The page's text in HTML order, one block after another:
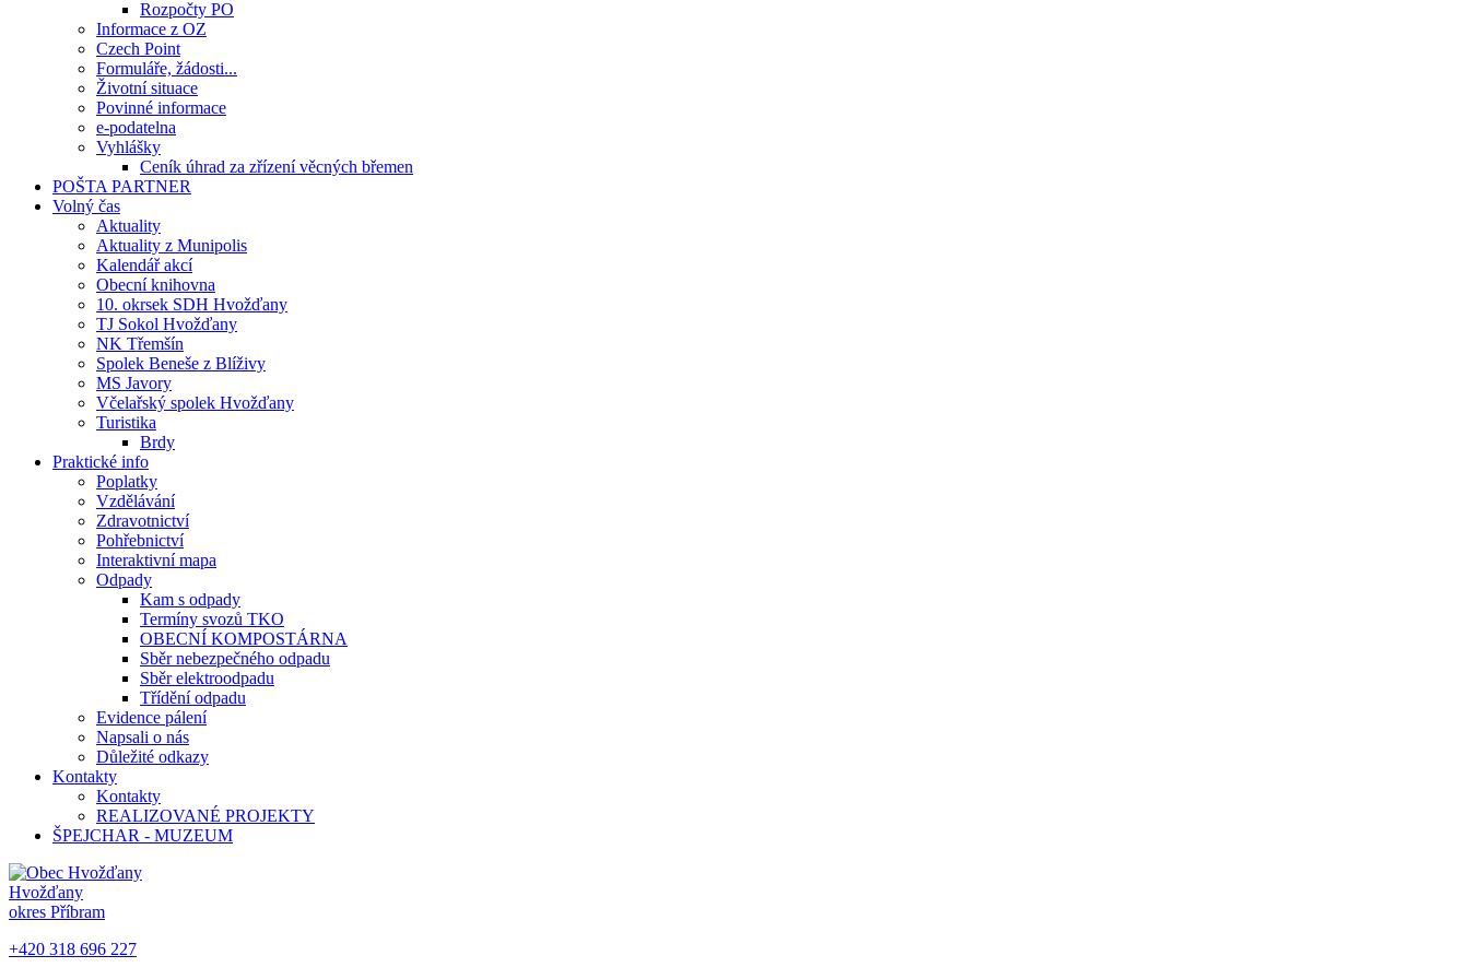
Rozpočty PO
Informace z OZ
Czech Point
Formuláře, žádosti...
Životní situace
Povinné informace
e-podatelna
Vyhlášky
Ceník úhrad za zřízení věcných břemen
POŠTA PARTNER
Volný čas
Aktuality
Aktuality z Munipolis
Kalendář akcí
Obecní knihovna
10. okrsek SDH Hvožďany
TJ Sokol Hvožďany
NK Třemšín
Spolek Beneše z Blíživy
MS Javory
Včelařský spolek Hvožďany
Turistika
Brdy
Praktické info
Poplatky
Vzdělávání
Zdravotnictví
Pohřebnictví
Interaktivní mapa
Odpady
Kam s odpady
Termíny svozů TKO
OBECNÍ KOMPOSTÁRNA
Sběr nebezpečného odpadu
Sběr elektroodpadu
Třídění odpadu
Evidence pálení
Napsali o nás
Důležité odkazy
Kontakty
Kontakty
REALIZOVANÉ PROJEKTY
ŠPEJCHAR - MUZEUM
Hvožďany
okres Příbram
+420 318 696 227